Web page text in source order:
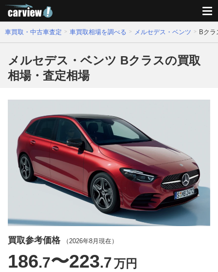
車買取・中古車査定 車買取相場を調べる メルセデス・ベンツ Bク
メルセデス・ベンツ Bクラスの買取
相場・査定相場
買取参考価格 （ 2026年8月 現在）
186.7〜223.7万円